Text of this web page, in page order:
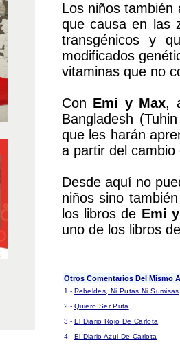
Los niños
que causa en las
transgénicos y
modificados
vitaminas que no
Con Emi y Max,
Bangladesh
que les harán
a partir del
Desde aquí no
niños sino
los libros de Emi
uno de los libros
Otros Comentarios Del Mismo
1 - Rebeldes, Ni Putas Ni Sumisas
2 - Quiero Ser Puta
3 - El Diario Rojo De Carlota
4 - El Diario Azul De Carlota